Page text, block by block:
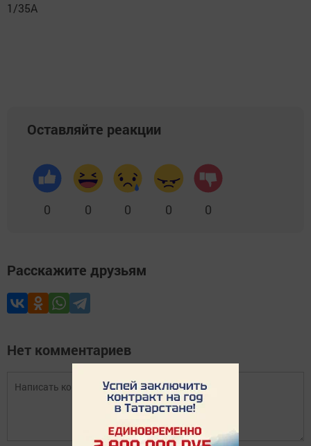
1/35А
Оставляйте реакции
0 0 0 0 0
Расскажите друзьям
Нет комментариев